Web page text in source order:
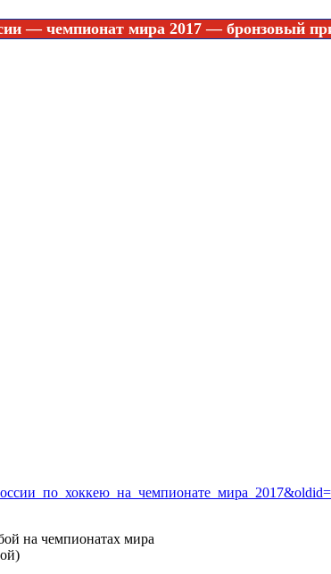
— чемпионат мира 2017 — бронзовый
на чемпионатах мира